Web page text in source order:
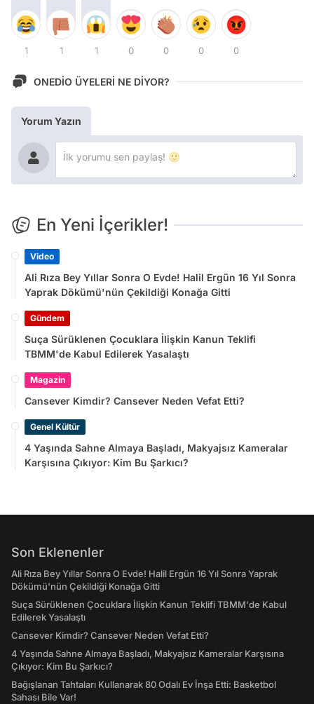
1 1 1 0 0 0 0
ONEDİO ÜYELERİ NE DİYOR?
Yorum Yazın
En Yeni İçerikler!
Video
Ali Rıza Bey Yıllar Sonra O Evde! Halil Ergün 16 Yıl Sonra
Yaprak Dökümü'nün Çekildiği Konağa Gitti
Gündem
Suça Sürüklenen Çocuklara İlişkin Kanun Teklifi
TBMM'de Kabul Edilerek Yasalaştı
Magazin
Cansever Kimdir? Cansever Neden Vefat Etti?
Genel Kültür
4 Yaşında Sahne Almaya Başladı, Makyajsız Kameralar
Karşısına Çıkıyor: Kim Bu Şarkıcı?
Son Eklenenler
Ali Rıza Bey Yıllar Sonra O Evde! Halil Ergün 16 Yıl Sonra Yaprak
Dökümü'nün Çekildiği Konağa Gitti
Suça Sürüklenen Çocuklara İlişkin Kanun Teklifi TBMM'de Kabul
Edilerek Yasalaştı
Cansever Kimdir? Cansever Neden Vefat Etti?
4 Yaşında Sahne Almaya Başladı, Makyajsız Kameralar Karşısına
Çıkıyor: Kim Bu Şarkıcı?
Bağışlanan Tahtaları Kullanarak 80 Odalı Ev İnşa Etti: Basketbol
Sahası Bile Var!